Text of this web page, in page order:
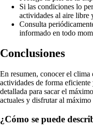
Si las condiciones lo
actividades al aire libre
Consulta
informado en todo
Conclusiones
En resumen, conocer el
actividades de forma
detallada para sacar el
actuales y disfrutar al
¿Cómo se puede